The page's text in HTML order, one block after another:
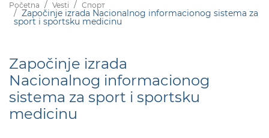
Početna Vesti Спорт
Započinje izrada Nacionalnog informacionog sistema za
sport i sportsku medicinu
Započinje izrada
Nacionalnog informacionog
sistema za sport i sportsku
medicinu